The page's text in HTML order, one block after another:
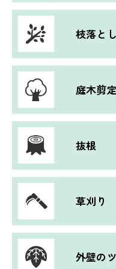
枝落とし
庭木剪定
抜根
草刈り
外壁の